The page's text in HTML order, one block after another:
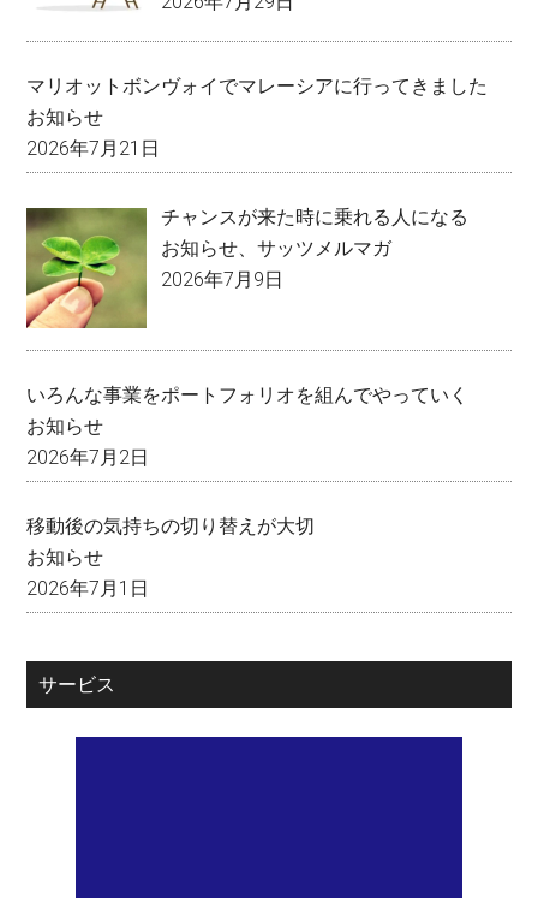
マリオットボンヴォイでマレーシアに行ってきました
お知らせ
2026年7月21日
チャンスが来た時に乗れる人になる
お知らせ、サッツメルマガ
2026年7月9日
いろんな事業をポートフォリオを組んでやっていく
お知らせ
2026年7月2日
移動後の気持ちの切り替えが大切
お知らせ
2026年7月1日
サービス